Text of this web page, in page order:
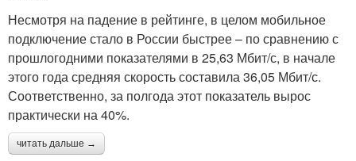
Несмотря на падение в рейтинге, в целом мобильное
подключение стало в России быстрее – по сравнению с
прошлогодними показателями в 25,63 Мбит/с, в начале
этого года средняя скорость составила 36,05 Мбит/с.
Соответственно, за полгода этот показатель вырос
практически на 40%.
читать дальше →